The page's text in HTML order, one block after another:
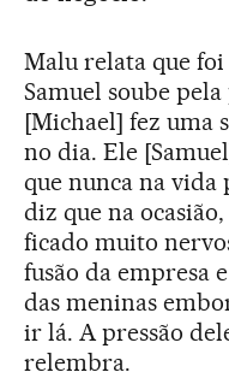
Malu relata que
Samuel soube
[Michael] fez uma
no dia. Ele
que nunca na vida
diz que na
ficado muito
fusão da empresa
das meninas
ir lá. A pressão
relembra.